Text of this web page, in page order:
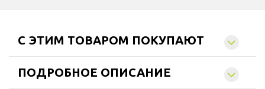
C ЭТИМ ТОВАРОМ ПОКУПАЮТ
ПОДРОБНОЕ ОПИСАНИЕ